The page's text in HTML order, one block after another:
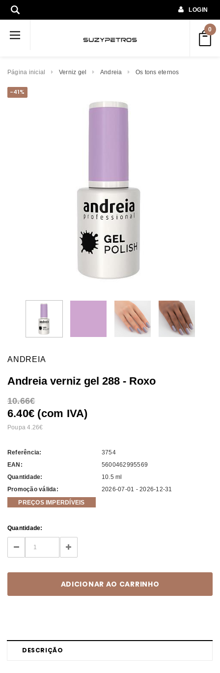
LOGIN
0
Página inicial Verniz gel Andreia Os tons eternos
-41%
ANDREIA
Andreia verniz gel 288 - Roxo
10.66
6.40€ (com IVA)
Poupa 4.26
Referência:
3754
EAN:
5600462995569
Quantidade:
10.5 ml
Promoção válida:
2026-07-01 - 2026-12-31
PREÇOS IMPERDÍVEIS
Current
Stock:
Quantidade:
DECREASE
QUANTITY:
INCREASE
QUANTITY:
DESCRIÇÃO